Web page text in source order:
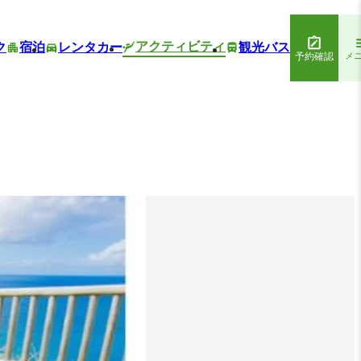
宿泊 レンタカー アクティビティ 観光バス
予約確認 メ